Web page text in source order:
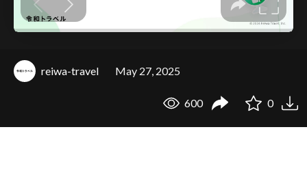
reiwa-travel May 27, 2025
600 0